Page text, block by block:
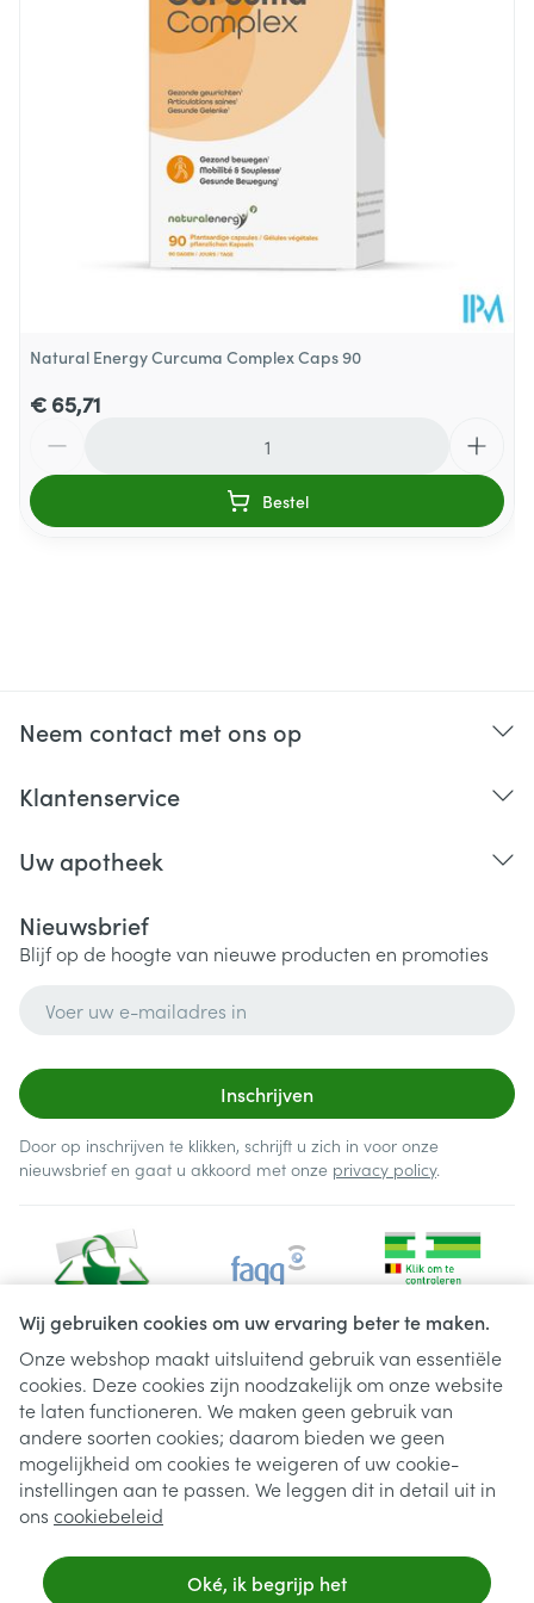
Wij gebruiken cookies om uw ervaring beter te maken.
Onze webshop maakt uitsluitend gebruik van essentiële
cookies. Deze cookies zijn noodzakelijk om onze website
te laten functioneren. We maken geen gebruik van
andere soorten cookies; daarom bieden we geen
mogelijkheid om cookies te weigeren of uw cookie-
instellingen aan te passen. We leggen dit in detail uit in
ons cookiebeleid
Oké, ik begrijp het
Dieetbeperkingen
Glutenvrij, Lactosevrij,
Suikervrij, Zonder zout
Kamertemperatuur (15°C -
25°C)
Natural Energy Curcuma Complex Caps 90
€ 65,71
Bestel
Neem contact met ons op
Klantenservice
Uw apotheek
Nieuwsbrief
Blijf op de hoogte van nieuwe producten en promoties
Inschrijven
Door op inschrijven te klikken, schrijft u zich in voor onze
nieuwsbrief en gaat u akkoord met onze privacy policy.
Juridische links